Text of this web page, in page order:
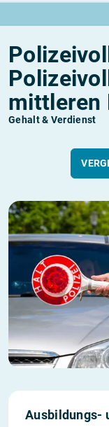
mittleren
Gehalt & Verdienst
Ausbildungs-
1’518 €